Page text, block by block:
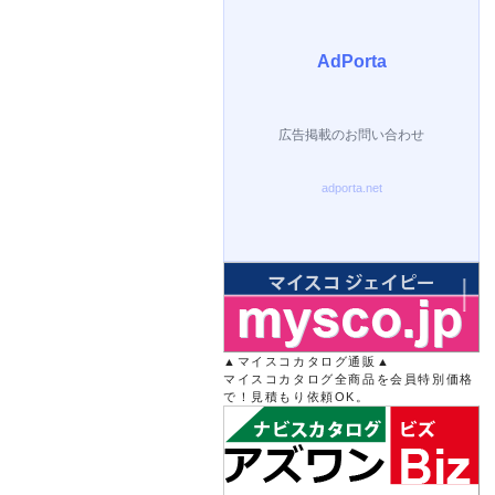
▲マイスコカタログ通販▲
マイスコカタログ全商品を会員特別価格
で！見積もり依頼OK。